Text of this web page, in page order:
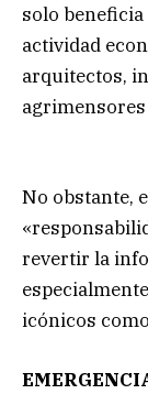
solo
actividad
arquitectos,
No obstante,
revertir la
icónicos